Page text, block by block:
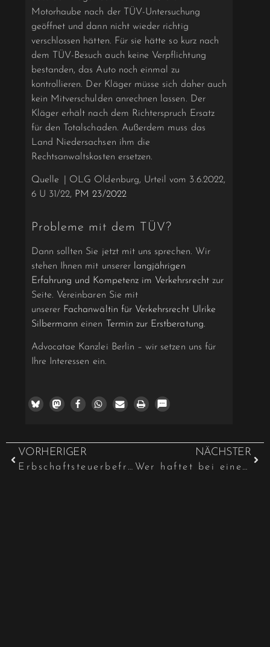
Motorhaube nach der TÜV-Untersuchung
geöffnet und dann nicht wieder richtig
verschlossen hätten. Für sie hätte so kurz nach
dem TÜV-Besuch auch keine Verpflichtung
bestanden, das Auto noch einmal zu
kontrollieren. Der Kläger müsse sich daher auch
kein Mitverschulden anrechnen lassen. Der
Kläger erhält nach dem Richterspruch Ersatz
für den Totalschaden. Außerdem muss das
Land Niedersachsen ihm die
Rechtsanwaltskosten ersetzen.
Quelle | OLG Oldenburg, Urteil vom 3.6.2022,
6 U 31/22, PM 23/2022
Probleme mit dem TÜV?
Dann sollten Sie jetzt mit uns sprechen. Wir
stehen Ihnen mit unserer langjährigen
Erfahrung und Kompetenz im Verkehrsrechtzur
Seite. Vereinbaren Sie mit
unserer Fachanwältin für Verkehrsrecht Ulrike
Silbermann einen Termin zur Erstberatung.
Advocatae Kanzlei Berlin – wir setzen uns für
Ihre Interessen ein.
VORHERIGER
Erbschaftsteuerbefreiung: Kein Wegfall bei unzumutbarer Selbstnutzung des Familienheims
NÄCHSTER
Wer haftet bei einem Unfall auf einem Parkplatz?